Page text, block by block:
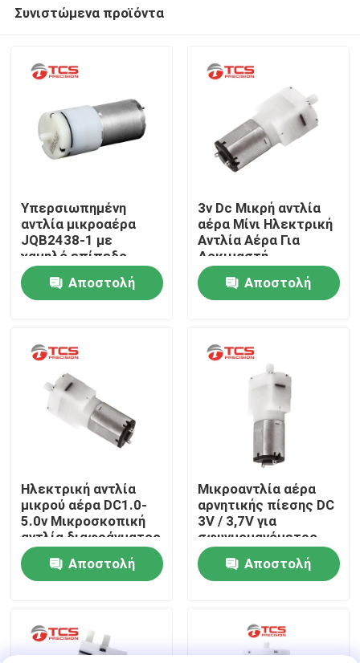
Προϊόντα
Εμφάνιση VR
Σχετικά με εμάς
Επισκεψή εργοστασίου
Έλεγχος ποιότητας
Επικοινωνήστε μαζί μας
Ειδήσεις
Μπλογκ
Συνιστώμενα προϊόντα
Υπερσιωπημένη
αντλία μικροαέρα
JQB2438-1 με
χαμηλό επίπεδο
θορύβου 2.4W ισχύς
και ροήΑποστολή
3v Dc Μικρή αντλία
αέρα Μίνι Ηλεκτρική
Αντλία Αέρα Για
Δοκιμαστή
Αιμορραγίας
Αποστολή
Ηλεκτρική αντλία
μικρού αέρα DC1.0-
5.0v Μικροσκοπική
αντλία διαφράγματος
για εφαρμογές
παιχνιδιώνΑποστολή
Μικροαντλία αέρα
αρνητικής πίεσης DC
3V / 3,7V για
σφυγμομανόμετρο
ROSH
Αποστολή